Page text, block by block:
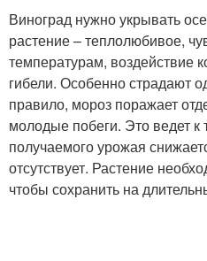
Виноград нужно укрывать
растение – теплолюбивое,
температурам, воздействие
гибели. Особенно страдают
правило, мороз поражает
молодые побеги. Это ведет к
получаемого урожая
отсутствует. Растение
чтобы сохранить на